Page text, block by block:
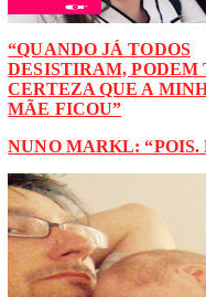
“QUANDO JÁ TODOS
DESISTIRAM, PODEM
CERTEZA QUE A
MÃE FICOU”
NUNO MARKL: “POIS.